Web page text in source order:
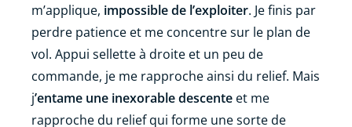
m’applique, impossible de l’exploiter. Je finis par
perdre patience et me concentre sur le plan de
vol. Appui sellette à droite et un peu de
commande, je me rapproche ainsi du relief. Mais
j’entame une inexorable descente et me
rapproche du relief qui forme une sorte de